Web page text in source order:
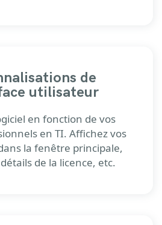
de
utilisateur
en fonction de vos
en TI. Affichez vos
la fenêtre principale,
de la licence, etc.